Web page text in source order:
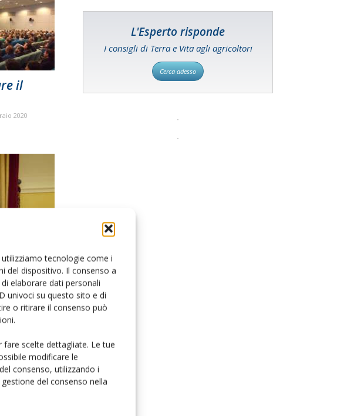
tecnologie come i
del dispositivo. Il consenso a
elaborare dati personali
univoci su questo sito e di
o ritirare il consenso può
scelte dettagliate. Le tue
modificare le
consenso, utilizzando i
del consenso nella
il
2020
la plv
+5,8%
L'Esperto risponde
I consigli di Terra e Vita agli agricoltori
Cerca adesso